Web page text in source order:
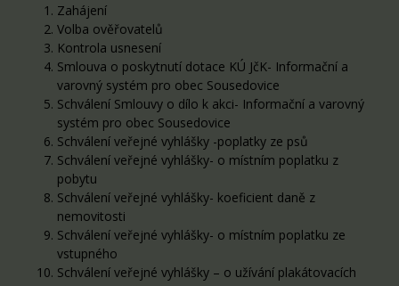
Zahájení
Volba ověřovatelů
Kontrola usnesení
Smlouva o poskytnutí dotace KÚ JčK- Informační a
varovný systém pro obec Sousedovice
Schválení Smlouvy o dílo k akci- Informační a varovný
systém pro obec Sousedovice
Schválení veřejné vyhlášky -poplatky ze psů
Schválení veřejné vyhlášky- o místním poplatku z
pobytu
Schválení veřejné vyhlášky- koeficient daně z
nemovitosti
Schválení veřejné vyhlášky- o místním poplatku ze
vstupného
Schválení veřejné vyhlášky – o užívání plakátovacích